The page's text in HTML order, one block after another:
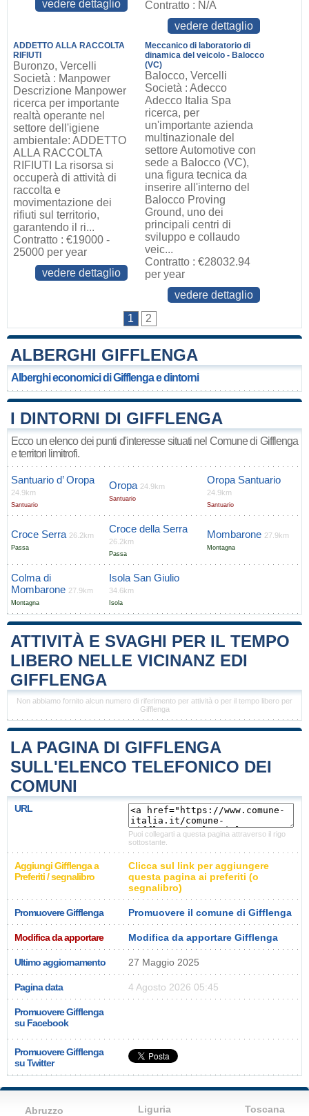
vedere dettaglio
Contratto : N/A
vedere dettaglio
ADDETTO ALLA RACCOLTA
RIFIUTI
Buronzo, Vercelli
Società : Manpower
Descrizione Manpower
ricerca per importante
realtà operante nel
settore dell'igiene
ambientale: ADDETTO
ALLA RACCOLTA
RIFIUTI La risorsa si
occuperà di attività di
raccolta e
movimentazione dei
rifiuti sul territorio,
garantendo il ri...
Contratto : €19000 -
25000 per year
vedere dettaglio
Meccanico di laboratorio di
dinamica del veicolo - Balocco
(VC)
Balocco, Vercelli
Società : Adecco
Adecco Italia Spa
ricerca, per
un'importante azienda
multinazionale del
settore Automotive con
sede a Balocco (VC),
una figura tecnica da
inserire all'interno del
Balocco Proving
Ground, uno dei
principali centri di
sviluppo e collaudo
veic...
Contratto : €28032.94
per year
vedere dettaglio
1
2
ALBERGHI GIFFLENGA
Alberghi economici di Gifflenga e dintorni
I DINTORNI DI GIFFLENGA
Ecco un elenco dei punti d'interesse situati nel Comune di Gifflenga
e territori limitrofi.
Santuario d’ Oropa
24.9km
Santuario
Oropa 24.9km
Santuario
Oropa Santuario
24.9km
Santuario
Croce Serra 26.2km
Passa
Croce della Serra
26.2km
Passa
Mombarone 27.9km
Montagna
Colma di
Mombarone 27.9km
Montagna
Isola San Giulio
34.6km
Isola
ATTIVITÀ E SVAGHI PER IL TEMPO
LIBERO NELLE VICINANZ EDI
GIFFLENGA
Non abbiamo fornito alcun numero di riferimento per attività o per il tempo libero per
Gifflenga
LA PAGINA DI GIFFLENGA
SULL'ELENCO TELEFONICO DEI
COMUNI
URL
Puoi collegarti a questa pagina attraverso il rigo
sottostante.
Aggiungi Gifflenga a
Preferiti / segnalibro
Clicca sul link per aggiungere
questa pagina ai preferiti (o
segnalibro)
Promuovere Gifflenga Promuovere il comune di Gifflenga
Modifica da apportare Modifica da apportare Gifflenga
Ultimo aggiornamento 27 Maggio 2025
Pagina data 4 Agosto 2026 05:45
Promuovere Gifflenga
su Facebook
Promuovere Gifflenga
su Twitter
Abruzzo Liguria Toscana